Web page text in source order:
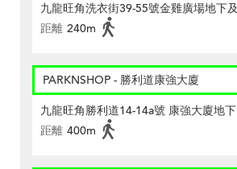
九龍旺角洗衣街39-55號金雞廣場地下
距離 240m
PARKNSHOP - 勝利道康強大廈
九龍旺角勝利道14-14a號 康強大廈地下
距離 400m